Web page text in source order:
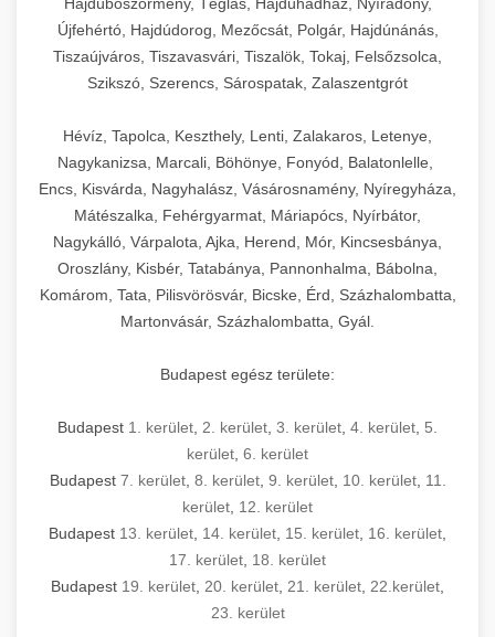
Újfehértó, Hajdúdorog, Mezőcsát, Polgár, Hajdúnánás,
Tiszaújváros, Tiszavasvári, Tiszalök, Tokaj, Felsőzsolca,
Szikszó, Szerencs, Sárospatak, Zalaszentgrót
Hévíz, Tapolca, Keszthely, Lenti, Zalakaros, Letenye,
Nagykanizsa, Marcali, Böhönye, Fonyód, Balatonlelle,
Encs, Kisvárda, Nagyhalász, Vásárosnamény, Nyíregyháza,
Mátészalka, Fehérgyarmat, Máriapócs, Nyírbátor,
Nagykálló, Várpalota, Ajka, Herend, Mór, Kincsesbánya,
Oroszlány, Kisbér, Tatabánya, Pannonhalma, Bábolna,
Komárom, Tata, Pilisvörösvár, Bicske, Érd, Százhalombatta,
Martonvásár, Százhalombatta, Gyál.
Budapest egész területe:
Budapest 1. kerület 2. kerület 3. kerület 4. kerület 5.
kerület 6. kerület
Budapest 7. kerület, 8. kerület, 9. kerület, 10. kerület, 11.
kerület 12. kerület
Budapest 13. kerület 14. kerület 15. kerület 16. kerület
17. kerület 18. kerület
Budapest 19. kerület 20. kerület 21. kerület 22.kerület
23. kerület